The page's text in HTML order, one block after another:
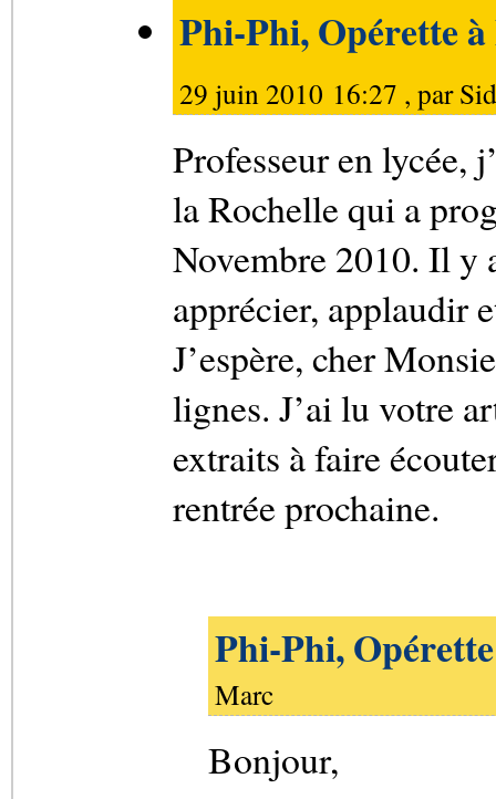
Phi-Phi, Opérette
29 juin 2010 16:27 , par
Professeur en lycée,
la Rochelle qui a
Novembre 2010. Il y
apprécier, applaudir
J’espère, cher
lignes. J’ai lu votre
extraits à faire
rentrée prochaine.
Phi-Phi,
Marc
Bonjour,